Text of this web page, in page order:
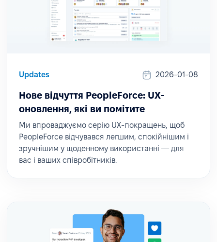
Updates 2026-01-08
Нове відчуття PeopleForce: UX-
оновлення, які ви помітите
Ми впроваджуємо серію UX-покращень, щоб
PeopleForce відчувався легшим, спокійнішим і
зручнішим у щоденному використанні — для
вас і ваших співробітників.